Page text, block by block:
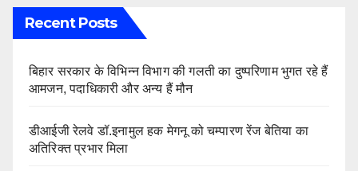
Recent Posts
बिहार सरकार के विभिन्न विभाग की गलती का दुष्परिणाम भुगत रहे हैं
आमजन, पदाधिकारी और अन्य हैं मौन
डीआईजी रेलवे डॉ.इनामुल हक मेगनू को चम्पारण रेंज बेतिया का
अतिरिक्त प्रभार मिला